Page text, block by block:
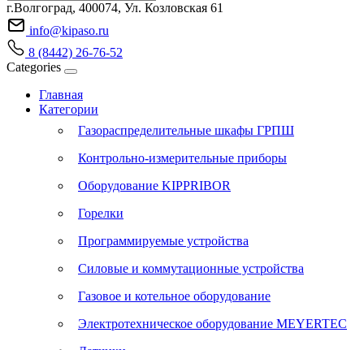
г.Волгоград, 400074, Ул. Козловская 61
info@kipaso.ru
8 (8442) 26-76-52
Categories
Главная
Категории
Газораспределительные шкафы ГРПШ
Контрольно-измерительные приборы
Оборудование KIPPRIBOR
Горелки
Программируемые устройства
Силовые и коммутационные устройства
Газовое и котельное оборудование
Электротехническое оборудование MEYERTEC